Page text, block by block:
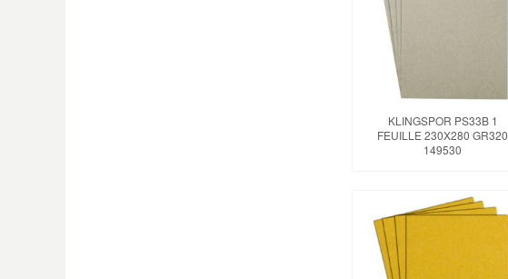
KLINGSPOR PS33B 1
FEUILLE 230X280 GR320
149530